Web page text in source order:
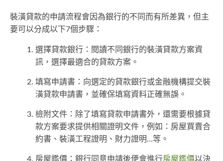
裝潢貸款的申請流程會因為銀行的不同而有所差異，但主
要可以分成以下7個步驟：
選擇貸款銀行：閱讀不同銀行的裝潢貸款方案資
訊，選擇最適合的貸款方案。
填寫申請書：向選定的貸款銀行或金融機構提交裝
潢貸款申請書，並確保填寫資料正確無誤。
檢附文件：除了填寫貸款申請書外，還需要根據貸
款方案要求提供相關證明文件，例如：房屋買賣合
約書、裝潢工程證明、財力證明…等。
房屋鑑價：銀行同意申請後便會進行房屋鑑價以決